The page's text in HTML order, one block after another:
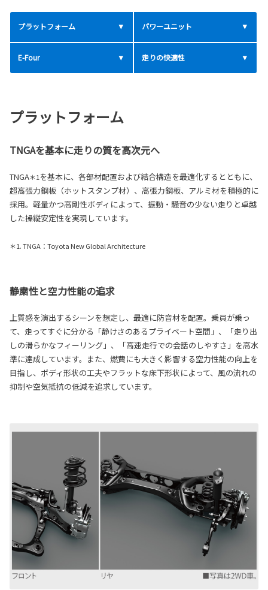
プラットフォーム パワーユニット
E-Four 走りの快適性
プラットフォーム
TNGAを基本に走りの質を高次元へ
TNGA＊1 を基本に、各部材配置および結合構造を最適化するとともに、
超高張力鋼板（ホットスタンプ材）、高張力鋼板、アルミ材を積極的に
採用。軽量かつ高剛性ボディによって、振動・騒音の少ない走りと卓越
した操縦安定性を実現しています。
＊1. TNGA：Toyota New Global Architecture
静粛性と空力性能の追求
上質感を演出するシーンを想定し、最適に防音材を配置。乗員が乗っ
て、走ってすぐに分かる「静けさのあるプライベート空間」、「走り出
しの滑らかなフィーリング」、「高速走行での会話のしやすさ」を高水
準に達成しています。また、燃費にも大きく影響する空力性能の向上を
目指し、ボディ形状の工夫やフラットな床下形状によって、風の流れの
抑制や空気抵抗の低減を追求しています。